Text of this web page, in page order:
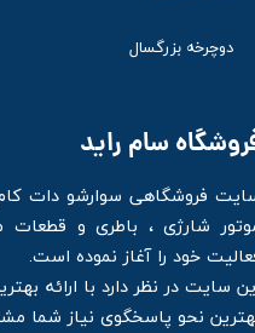
سام راید
فروشگاهی سوارشو دات
خود را آغاز نموده است.
سایت در نظر دارد با ارائه
نحو پاسخگوی نیاز شما
دوچرخه بزرگسال